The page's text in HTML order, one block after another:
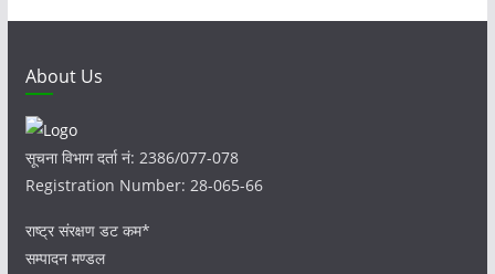
s
About Us
सूचना विभाग दर्ता नं: 2386/077-078
Registration Number: 28-065-66
राष्ट्र संरक्षण डट कम*
सम्पादन मण्डल